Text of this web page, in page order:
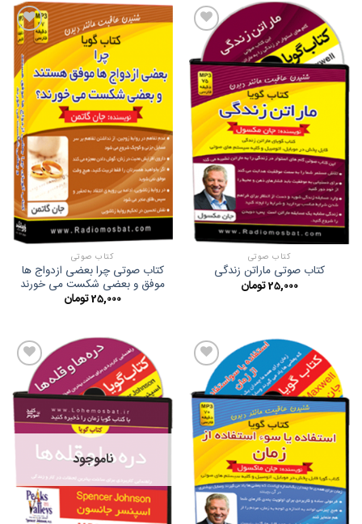
افزودن
به
علاقه
مندی
کتاب صوتی
کتاب صوتی ماراتن زندگی
25,000تومان
افزودن
به
علاقه
مندی
ها
کتاب صوتی
کتاب صوتی چرا بعضی ازدواج ها
موفق و بعضی شکست می خورند
25,000تومان
افزودن
به
علاقه
مندی
ها
افزودن
به
علاقه
ناموجود